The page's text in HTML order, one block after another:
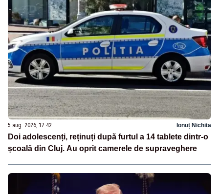
5 aug. 2026, 17:42 Ionuț Nichita
Doi adolescenți, reținuți după furtul a 14 tablete dintr-o
școală din Cluj. Au oprit camerele de supraveghere